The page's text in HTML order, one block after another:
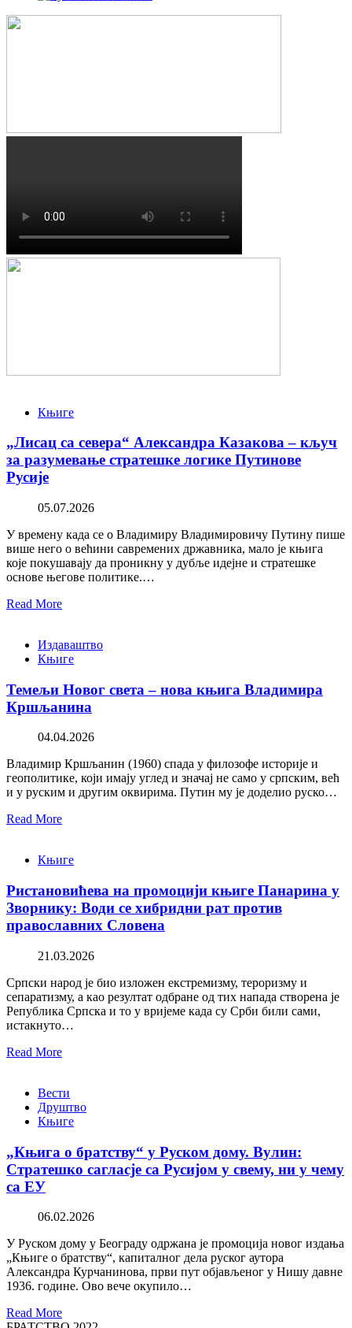
Књиге
„Лисац са севера“ Александра Казакова – кључ
за разумевање стратешке логике Путинове
Русије
05.07.2026
У времену када се о Владимиру Владимировичу Путину пише
више него о већини савремених државника, мало је књига
које покушавају да проникну у дубље идејне и стратешке
основе његове политике.…
Read More
Издаваштво
Књиге
Темељи Новог света – нова књига Владимира
Кршљанина
04.04.2026
Владимир Кршљанин (1960) спада у филозофе историје и
геополитике, који имају углед и значај не само у српским, већ
и у руским и другим оквирима. Путин му је доделио руско…
Read More
Књиге
Ристановићева на промоцији књиге Панарина у
Зворнику: Води се хибридни рат против
православних Словена
21.03.2026
Српски народ је био изложен екстремизму, тероризму и
сепаратизму, а као резултат одбране од тих напада створена је
Република Српска и то у вријеме када су Срби били сами,
истакнуто…
Read More
Вести
Друштво
Књиге
„Књига о братству“ у Руском дому. Вулин:
Стратешко сагласје са Русијом у свему, ни у чему
са ЕУ
06.02.2026
У Руском дому у Београду одржана је промоција новог издања
„Књиге о братству“, капиталног дела руског аутора
Александра Курчанинова, први пут објављеног у Нишу давне
1936. године. Ово вече окупило…
Read More